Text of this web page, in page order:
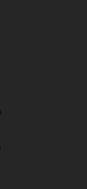
Auto Dimming
and Turning Signal
Button
seat